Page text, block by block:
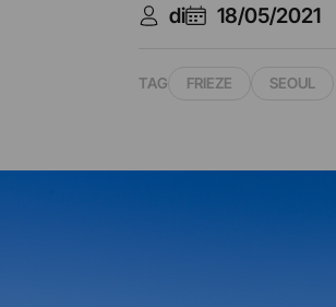
di 18/05/2021
TAG FRIEZE SEOUL